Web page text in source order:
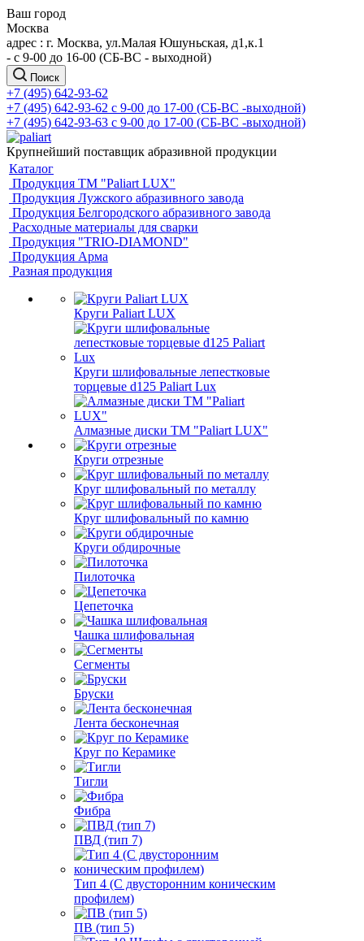
Ваш город
Москва
адрес : г. Москва, ул.Малая Юшуньская, д1,к.1
- c 9-00 до 16-00 (СБ-ВС - выходной)
Поиск
+7 (495) 642-93-62
+7 (495) 642-93-62 c 9-00 до 17-00 (СБ-ВС -выходной)
+7 (495) 642-93-63 c 9-00 до 17-00 (СБ-ВС -выходной)
Крупнейший поставщик абразивной продукции
Каталог
Продукция ТМ "Paliart LUX"
Продукция Лужского абразивного завода
Продукция Белгородского абразивного завода
Расходные материалы для сварки
Продукция "TRIO-DIAMOND"
Продукция Арма
Разная продукция
Круги Paliart LUX
Круги шлифовальные лепестковые
торцевые d125 Paliart Lux
Алмазные диски ТМ "Paliart LUX"
Круги отрезные
Круг шлифовальный по металлу
Круг шлифовальный по камню
Круги обдирочные
Пилоточка
Цепеточка
Чашка шлифовальная
Сегменты
Бруски
Лента бесконечная
Круг по Керамике
Тигли
Фибра
ПВД (тип 7)
Тип 4 (С двусторонним коническим
профилем)
ПВ (тип 5)